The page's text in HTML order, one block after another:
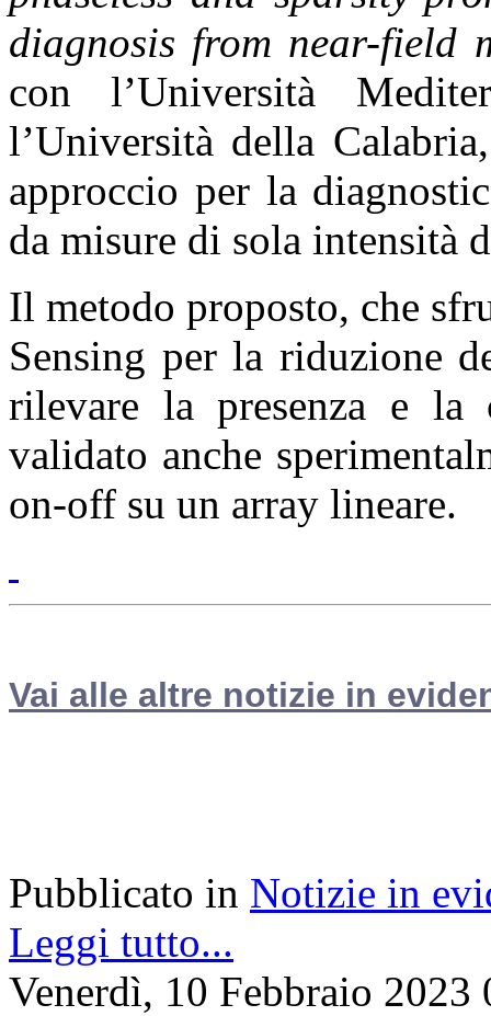
diagnosis from near-field
con l’Università
l’Università della
approccio per la
da misure di sola intensità
Il metodo proposto, che
Sensing per la riduzione
rilevare la presenza e la
validato anche
on-off su un array lineare.
Vai alle altre notizie in
Pubblicato in Notizie in
Leggi tutto...
Venerdì, 10 Febbraio 2023